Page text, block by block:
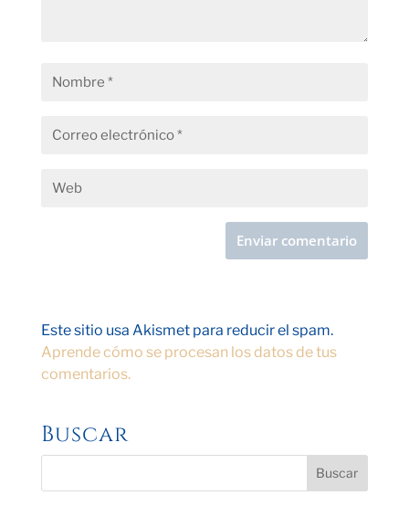
Este sitio usa Akismet para reducir el spam.
Aprende cómo se procesan los datos de tus
comentarios.
Buscar